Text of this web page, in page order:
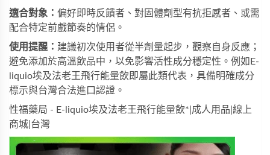
適合對象： 偏好即時反饋者、對固體劑型有抗拒感者、或需
配合特定前戲節奏的情侶。
使用提醒： 建議初次使用者從半劑量起步，觀察自身反應；
避免添加於高溫飲品中，以免影響活性成分穩定性。例如 E-
liquio埃及法老王飛行能量飲 即屬此類代表，具備明確成分
標示與台灣合法進口認證。
性福藥局 - E-liquio埃及法老王飛行能量飲*|成人用品|線上
商城|台灣